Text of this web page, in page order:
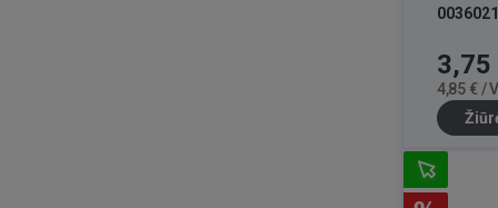
Kaina
3,75
4,85 € /